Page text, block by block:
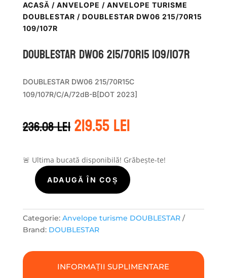
ACASĂ / ANVELOPE / ANVELOPE TURISME
DOUBLESTAR / DOUBLESTAR DW06 215/70R15
109/107R
DOUBLESTAR DW06 215/70R15 109/107R
DOUBLESTAR DW06 215/70R15C
109/107R/C/A/72dB-B[DOT 2023]
236.08leiPrețul
inițial
fost:
236.08 lei.
219.55leiPrețul
curent
219.55 lei.
🚨 Ultima bucată disponibilă! Grăbește-te!
Cantitate
DOUBLESTAR
DW06
215/70R15
109/107R
ADAUGĂ ÎN COȘ
Categorie: Anvelope turisme DOUBLESTAR
Brand: DOUBLESTAR
INFORMAȚII SUPLIMENTARE